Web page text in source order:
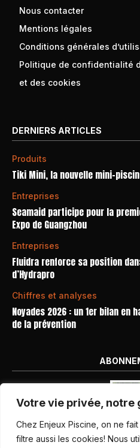
Votre vie privée, notre
Chez Enjeux Piscine, on ne
filtre aussi les cookies! Nous
Nous contacter
Mentions légales
Conditions générales
Politique de confidentialité
et des cookies
DERNIERS ARTICLES
Produits
Tiki Mini, la nouvelle mini-
Entreprises
Seamaid participe pour la
Expo de Guangzhou
Entreprises
Fluidra renforce sa position
d’Hydrapro
Chiffres et analyses
Noyades 2026 : un 1er bilan en
de la prévention